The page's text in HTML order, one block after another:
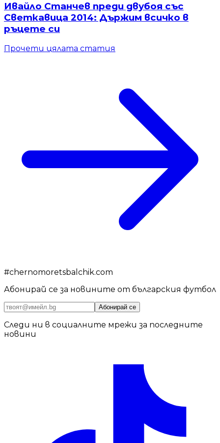
Ивайло Станчев преди двубоя със
Светкавица 2014: Държим всичко в
ръцете си
Прочети цялата статия
#chernomoretsbalchik.com
Абонирай се за новините от българския футбол
Абонирай се
Следи ни в социалните мрежи за последните
новини